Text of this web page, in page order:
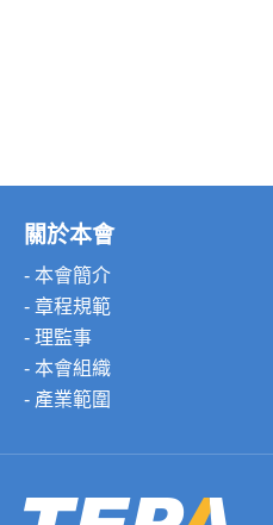
關於本會
- 本會簡介
- 章程規範
- 理監事
- 本會組織
- 產業範圍